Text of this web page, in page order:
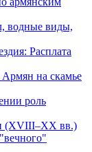
водные виды,
Расплата
на скамье
роль
(XVIII–XX вв.)